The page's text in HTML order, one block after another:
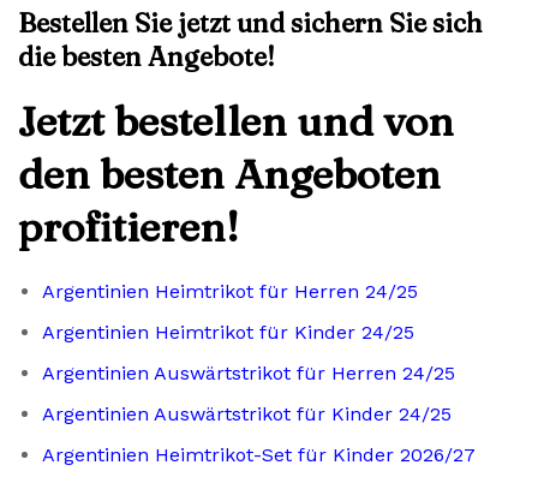
Bestellen Sie jetzt und sichern Sie sich
die besten Angebote!
Jetzt bestellen und von
den besten Angeboten
profitieren!
Argentinien Heimtrikot für Herren 24/25
Argentinien Heimtrikot für Kinder 24/25
Argentinien Auswärtstrikot für Herren 24/25
Argentinien Auswärtstrikot für Kinder 24/25
Argentinien Heimtrikot-Set für Kinder 2026/27